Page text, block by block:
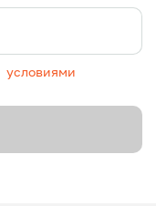
условиями